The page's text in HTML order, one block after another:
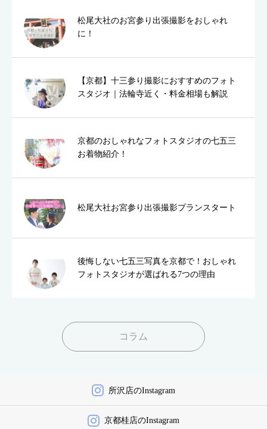
松尾大社のお宮参り出張撮影をおしゃれ
に！
【京都】十三参り撮影におすすめのフォト
スタジオ｜法輪寺近く・料金相場も解説
京都のおしゃれなフォトスタジオの七五三
お着物紹介！
松尾大社お宮参り出張撮影プランスタート
後悔しない七五三写真を京都で！おしゃれ
フォトスタジオが選ばれる7つの理由
コラム
所沢店のInstagram
京都桂店のInstagram